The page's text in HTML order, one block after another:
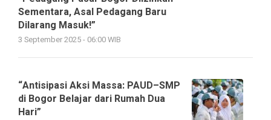
Sementara, Asal Pedagang Baru
Dilarang Masuk!”
3 September 2025 - 06:00 WIB
“Antisipasi Aksi Massa: PAUD–SMP
di Bogor Belajar dari Rumah Dua
Hari”